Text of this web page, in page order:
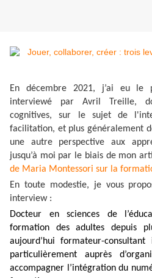
En décembre 2021, j’ai eu le
interviewé par Avril Treille,
cognitives, sur le sujet de
facilitation, et plus généralement
une autre perspective aux
jusqu’à moi par le biais de mon
de Maria Montessori sur la
En toute modestie, je vous
interview :
Docteur en sciences de
formation des adultes depuis
aujourd’hui formateur-
particulièrement auprès
accompagner l’intégration du